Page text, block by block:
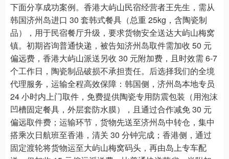
下面分享成功案例。香港大屿山民宿经营者王先生，需从
韩国济州岛进口 30 套韩式餐具（总重 25kg，含陶瓷制
品），用于民宿餐厅升级，要求货物安全送达大屿山梅窝
镇。初期咨询普通快递，被告知济州岛取件需加收 50 元
偏远费，香港大屿山派送另收 30 元附加费，且时效需 6-7
个工作日，陶瓷制品破损不承担责任。后选择我们的全境
代理服务，运输全程高效保障：韩国侧，济州岛本地专员
24 小时内上门取件，免费提供陶瓷专用防震包装（用泡沫
凹槽固定餐具，外层套防水膜），且通过合作减免 30 元
偏远取件费；运输环节，货物先送至济州岛中转仓，集中
搭乘次日航班至香港，清关 30 分钟完成；香港侧，通过
固定渡轮将货物运至大屿山梅窝码头，再由岛上专车配